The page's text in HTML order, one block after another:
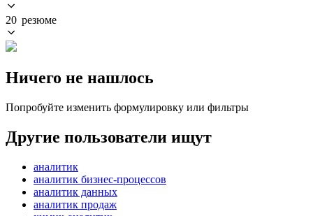
20 резюме
Ничего не нашлось
Попробуйте изменить формулировку или фильтры
Другие пользователи ищут
аналитик
аналитик бизнес-процессов
аналитик данных
аналитик продаж